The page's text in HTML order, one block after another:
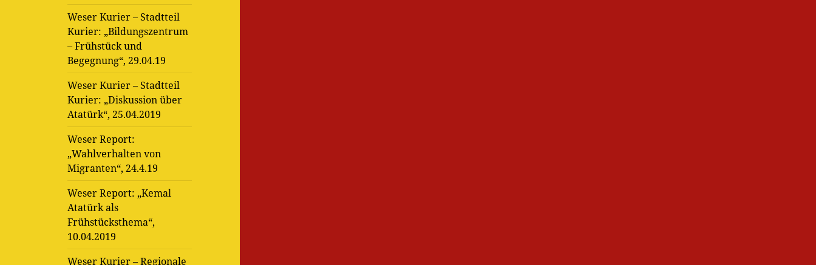
Weser Kurier – Stadtteil
Kurier: „Bildungszentrum
– Frühstück und
Begegnung“, 29.04.19
Weser Kurier – Stadtteil
Kurier: „Diskussion über
Atatürk“, 25.04.2019
Weser Report:
„Wahlverhalten von
Migranten“, 24.4.19
Weser Report: „Kemal
Atatürk als
Frühstücksthema“,
10.04.2019
Weser Kurier – Regionale